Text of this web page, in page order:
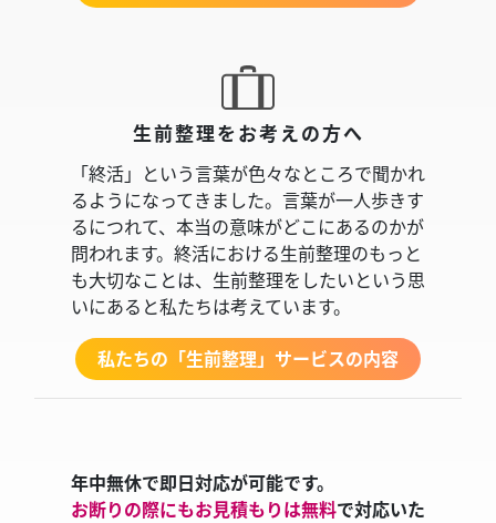
生前整理をお考えの方へ
「終活」という言葉が色々なところで聞かれ
るようになってきました。言葉が一人歩きす
るにつれて、本当の意味がどこにあるのかが
問われます。終活における生前整理のもっと
も大切なことは、生前整理をしたいという思
いにあると私たちは考えています。
私たちの「生前整理」サービスの内容
年中無休で即日対応が可能です。
お断りの際にもお見積もりは無料で対応いた